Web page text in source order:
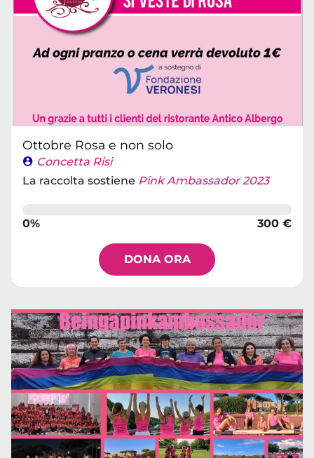
Ottobre Rosa e non solo
Concetta Risi
La raccolta sostiene Pink Ambassador 2023
0% 300 €
DONA ORA